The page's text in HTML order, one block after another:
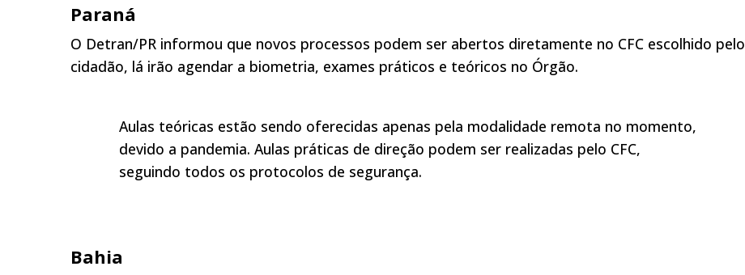
Paraná
O Detran/PR informou que novos processos podem ser abertos diretamente no CFC escolhido pelo
cidadão, lá irão agendar a biometria, exames práticos e teóricos no Órgão.
Aulas teóricas estão sendo oferecidas apenas pela modalidade remota no momento,
devido a pandemia. Aulas práticas de direção podem ser realizadas pelo CFC,
seguindo todos os protocolos de segurança.
Bahia